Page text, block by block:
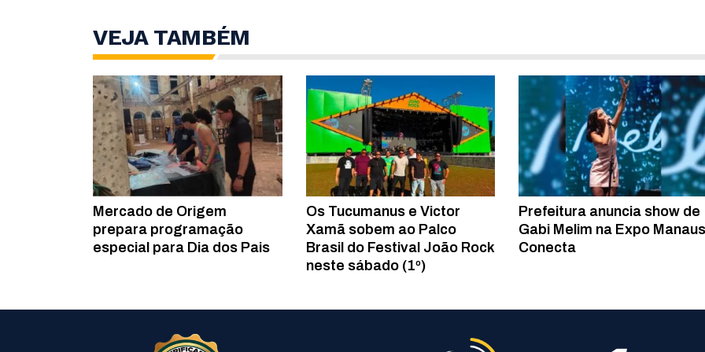
VEJA TAMBÉM
Mercado de Origem
prepara programação
especial para Dia dos Pais
Os Tucumanus e Victor
Xamã sobem ao Palco
Brasil do Festival João Rock
neste sábado (1º)
Prefeitura anuncia show de
Gabi Melim na Expo
Conecta